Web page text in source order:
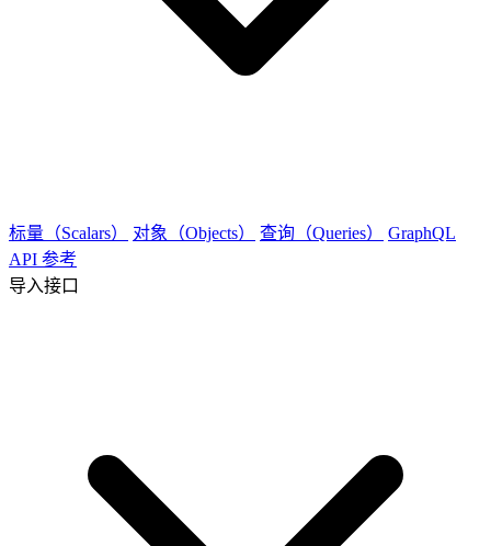
标量（Scalars） 对象（Objects） 查询（Queries）
GraphQL
API 参考
导入接口